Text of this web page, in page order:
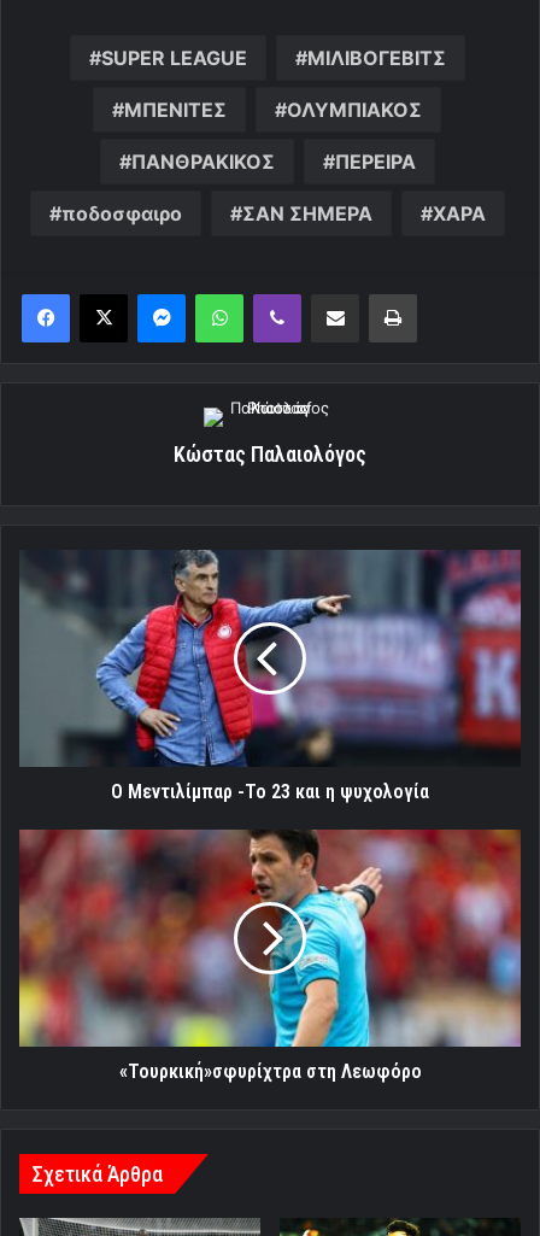
SUPER LEAGUE ΜΙΛΙΒΟΓΕΒΙΤΣ
ΜΠΕΝΙΤΕΣ ΟΛΥΜΠΙΑΚΟΣ
ΠΑΝΘΡΑΚΙΚΟΣ ΠΕΡΕΙΡΑ
ποδοσφαιρο ΣΑΝ ΣΗΜΕΡΑ ΧΑΡΑ
MessengerWhatsAppViber Κοινοποίηση μέσω ηλεκτρονικού ταχυδρομείουΕκτύπωση
Κώστας Παλαιολόγος
Μεντιλίμπαρ
Ο Μεντιλίμπαρ -Το 23 και η ψυχολογία
«Τουρκική»σφυρίχτρα
στη
Λεωφόρο
«Τουρκική»σφυρίχτρα στη Λεωφόρο
Σχετικά Άρθρα